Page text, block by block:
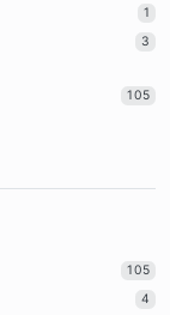
1
3
105
105
4